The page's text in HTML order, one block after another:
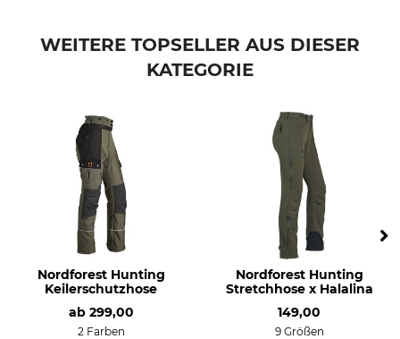
Oberstoff
Oberstoff 2
92% Nylon
8% Elasthan
100% Polyester
Atmungsaktivität
Eigenschaften
geräuscharm
Damen
Jahreszeit
Frühling
WEITERE TOPSELLER AUS DIESER
KATEGORIE
Nordforest Hunting
Keilerschutzhose
ab 299,00
2 Farben
Nordforest Hunting
Stretchhose x Halalina
149,00
9 Größen